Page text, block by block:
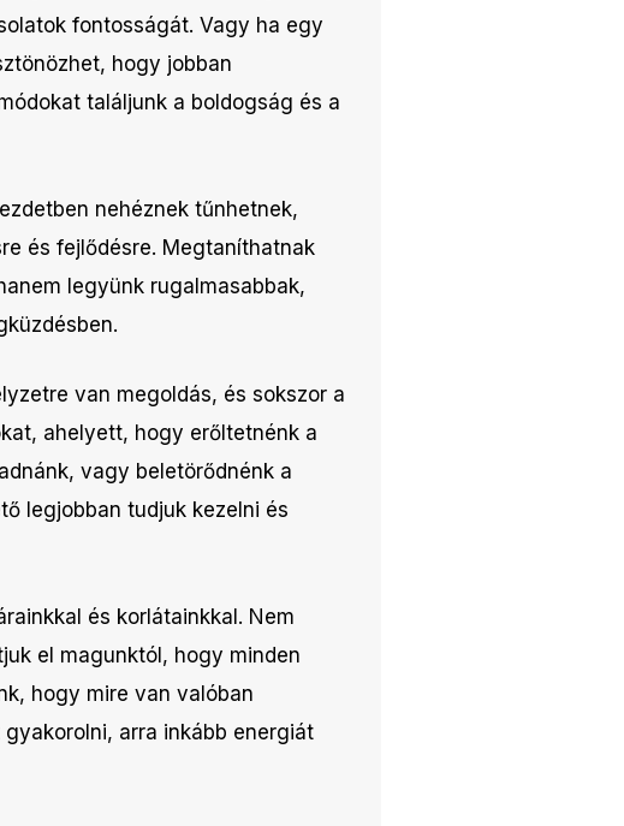
fontosságát. Vagy ha egy
hogy jobban
találjunk a boldogság és a
nehéznek tűnhetnek,
és fejlődésre. Megtaníthatnak
legyünk rugalmasabbak,
van megoldás, és sokszor a
ahelyett, hogy erőltetnénk a
vagy beletörődnénk a
legjobban tudjuk kezelni és
és korlátainkkal. Nem
el magunktól, hogy minden
hogy mire van valóban
arra inkább energiát